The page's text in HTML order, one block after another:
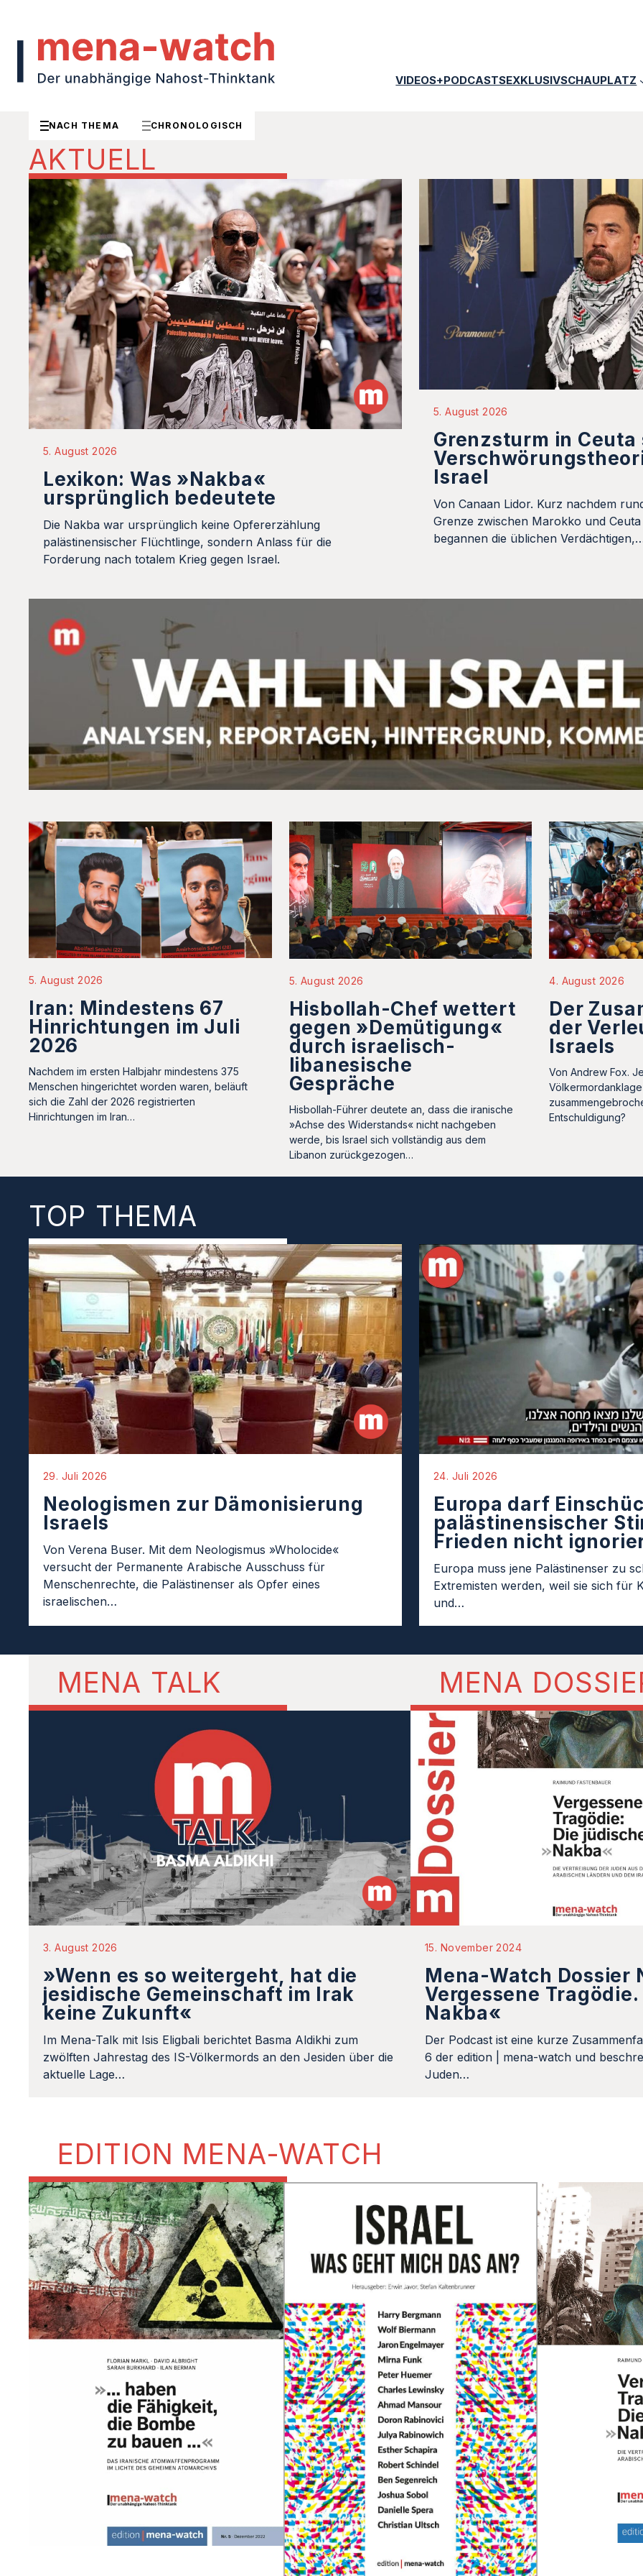
VIDEOS+PODCASTSEXKLUSIVSCHAUPLATZ
NACH THEMA CHRONOLOGISCH
AKTUELL
5. August 2026
Lexikon: Was »Nakba«
ursprünglich bedeutete
Die Nakba war ursprünglich keine Opfererzählung
palästinensischer Flüchtlinge, sondern Anlass für die
Forderung nach totalem Krieg gegen Israel.
5. August 2026
Grenzsturm in
Israel
Von Canaan Lidor. Kurz nachdem
Grenze zwischen Marokko und
begannen die üblichen
5. August 2026
Iran: Mindestens 67
Hinrichtungen im Juli
2026
Nachdem im ersten Halbjahr mindestens 375
Menschen hingerichtet worden waren, beläuft
sich die Zahl der 2026 registrierten
Hinrichtungen im Iran…
5. August 2026
Hisbollah-Chef wettert
gegen »Demütigung«
durch israelisch-
libanesische
Gespräche
Hisbollah-Führer deutete an, dass die iranische
»Achse des Widerstands« nicht nachgeben
werde, bis Israel sich vollständig aus dem
Libanon zurückgezogen…
4. August 2026
Der
der
Israels
Von Andrew Fox.
Entschuldigung?
TOP THEMA
29. Juli 2026
Neologismen zur Dämonisierung
Israels
Von Verena Buser. Mit dem Neologismus »Wholocide«
versucht der Permanente Arabische Ausschuss für
Menschenrechte, die Palästinenser als Opfer eines
israelischen…
24. Juli 2026
Europa darf
palästinensischer
Frieden nicht
Europa muss jene Palästinenser zu
Extremisten werden, weil sie sich für
und…
MENA TALK
3. August 2026
»Wenn es so weitergeht, hat die
jesidische Gemeinschaft im Irak
keine Zukunft«
Im Mena-Talk mit Isis Eligbali berichtet Basma Aldikhi zum
zwölften Jahrestag des IS-Völkermords an den Jesiden über die
aktuelle Lage…
MENA
15. November 2024
Mena-Watch Dossier
Vergessene
Nakba«
Der Podcast ist eine kurze
6 der edition | mena-watch und
Juden…
EDITION MENA-WATCH